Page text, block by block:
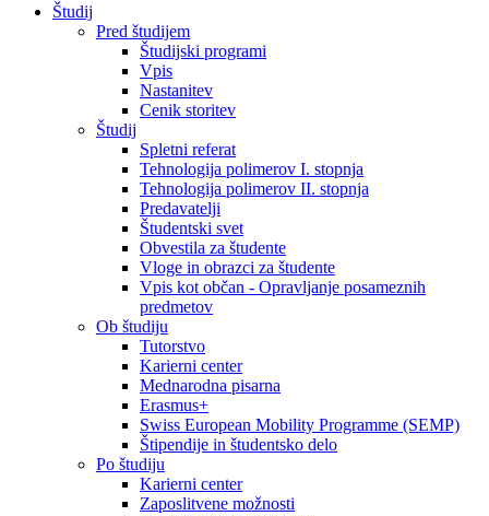
Študij
Pred študijem
Študijski programi
Vpis
Nastanitev
Cenik storitev
Študij
Spletni referat
Tehnologija polimerov I. stopnja
Tehnologija polimerov II. stopnja
Predavatelji
Študentski svet
Obvestila za študente
Vloge in obrazci za študente
Vpis kot občan - Opravljanje posameznih
predmetov
Ob študiju
Tutorstvo
Karierni center
Mednarodna pisarna
Erasmus+
Swiss European Mobility Programme (SEMP)
Štipendije in študentsko delo
Po študiju
Karierni center
Zaposlitvene možnosti